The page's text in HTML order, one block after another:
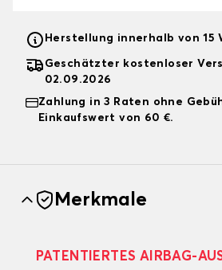
Herstellung innerhalb von 15
Geschätzter kostenloser
02.09.2026
Zahlung in 3 Raten ohne
Einkaufswert von 60 €.
Merkmale
PATENTIERTES AIRBAG-